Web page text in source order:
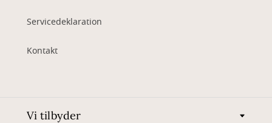
Servicedeklaration
Kontakt
Vi tilbyder